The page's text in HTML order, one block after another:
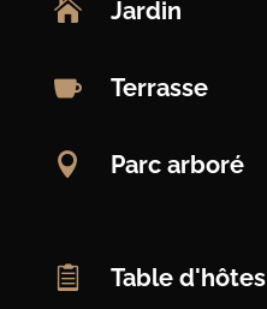
 Jardin
 Terrasse
 Parc arboré
 Table d'hôtes